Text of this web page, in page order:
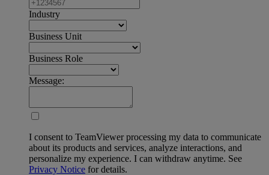
Industry
Business Unit
Business Role
Message:
I consent to TeamViewer processing my data to communicate
about its products and services, analyze interactions, and
personalize my experience. I can withdraw anytime. See
Privacy Notice for details.